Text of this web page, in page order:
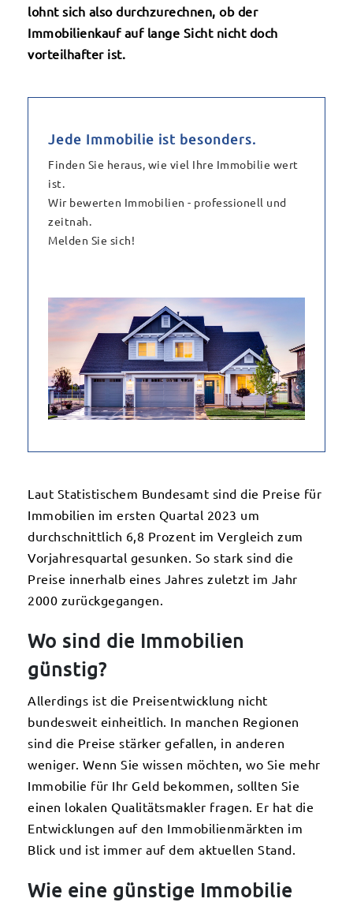
lohnt sich also durchzurechnen, ob der
Immobilienkauf auf lange Sicht nicht doch
vorteilhafter ist.
Jede Immobilie ist besonders.
Finden Sie heraus, wie viel Ihre Immobilie wert
ist.
Wir bewerten Immobilien - professionell und
zeitnah.
Melden Sie sich!
Laut Statistischem Bundesamt sind die Preise für
Immobilien im ersten Quartal 2023 um
durchschnittlich 6,8 Prozent im Vergleich zum
Vorjahresquartal gesunken. So stark sind die
Preise innerhalb eines Jahres zuletzt im Jahr
2000 zurückgegangen.
Wo sind die Immobilien
günstig?
Allerdings ist die Preisentwicklung nicht
bundesweit einheitlich. In manchen Regionen
sind die Preise stärker gefallen, in anderen
weniger. Wenn Sie wissen möchten, wo Sie mehr
Immobilie für Ihr Geld bekommen, sollten Sie
einen lokalen Qualitätsmakler fragen. Er hat die
Entwicklungen auf den Immobilienmärkten im
Blick und ist immer auf dem aktuellen Stand.
Wie eine günstige Immobilie